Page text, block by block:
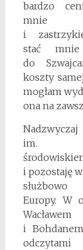
bardzo
mnie
i
stać
do
koszty
mogłam
ona na
im.
i pozostaję
Europy. W
i